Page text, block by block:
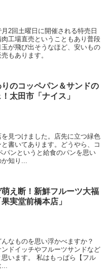
2回土曜日に開催される特売日
工場直売ということもあり普段
が飛び出そうなほど、安いもの
もあります。
りのコッペパン＆サンドの
太田市「ナイス」
見つけました。店先に立つ緑色
書いてあります。どうやら、コ
パンというと給食のパンを思い
知り...
萌え断！新鮮フルーツ大福
実堂前橋本店」
なものを思い浮かべますか？
ドイッチやフルーツサンドなど
います。 私はもっぱら【フル
...